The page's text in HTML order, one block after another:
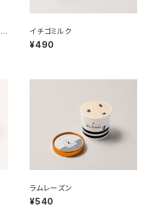
イチゴミルク
¥490
ラムレーズン
¥540